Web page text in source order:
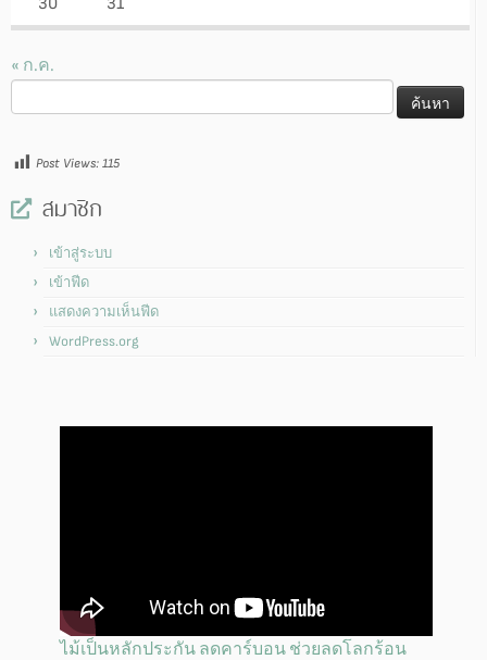
« ก.ค.
สำหรับ:
Post Views: 115
สมาชิก
เข้าสู่ระบบ
เข้าฟีด
แสดงความเห็นฟีด
WordPress.org
ไม้เป็นหลักประกัน ลดคาร์บอน ช่วยลดโลกร้อน